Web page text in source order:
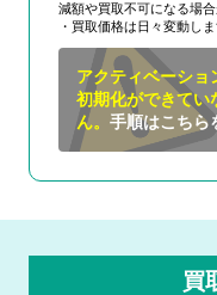
減額や買取不可になる場合
・買取価格は日々変動しま
アクティベーショ
初期化ができてい
ん。手順はこちら
買